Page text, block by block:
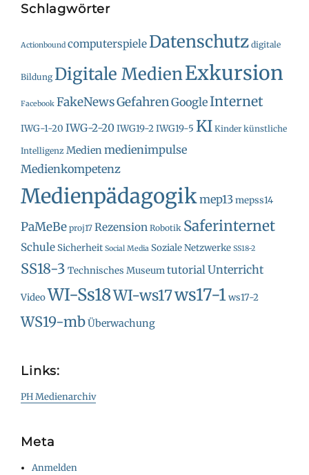
Schlagwörter
Actionbound computerspiele Datenschutz digitale
Bildung Digitale MedienExkursion
Facebook FakeNewsGefahrenGoogleInternet
IWG-1-20 IWG-2-20 IWG19-2IWG19-5 KI Kinder künstliche
Intelligenz Medien medienimpulse
Medienkompetenz
Medienpädagogikmep13mepss14
PaMeBe proj17 Rezension Robotik Saferinternet
Schule Sicherheit Social Media Soziale Netzwerke SS18-2
SS18-3 Technisches MuseumtutorialUnterricht
VideoWI-Ss18WI-ws17ws17-1 ws17-2
WS19-mbÜberwachung
Links:
PH Medienarchiv
Meta
Anmelden